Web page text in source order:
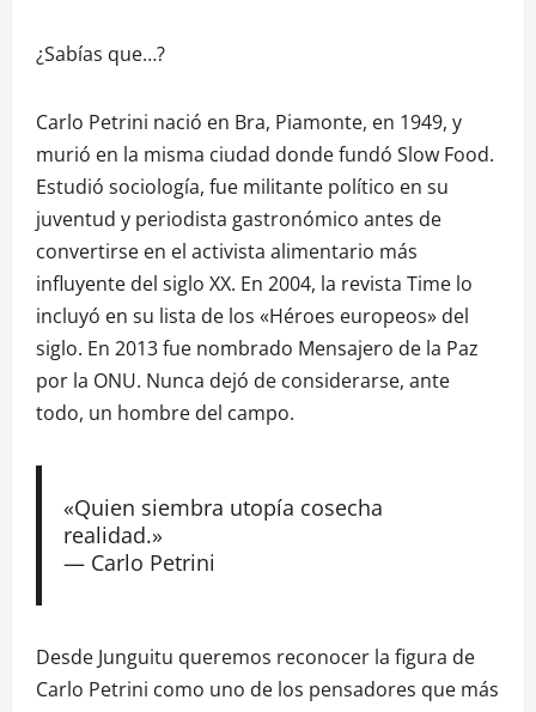
¿Sabías que…?
Carlo Petrini nació en Bra, Piamonte, en 1949, y
murió en la misma ciudad donde fundó Slow Food.
Estudió sociología, fue militante político en su
juventud y periodista gastronómico antes de
convertirse en el activista alimentario más
influyente del siglo XX. En 2004, la revista Time lo
incluyó en su lista de los «Héroes europeos» del
siglo. En 2013 fue nombrado Mensajero de la Paz
por la ONU. Nunca dejó de considerarse, ante
todo, un hombre del campo.
«Quien siembra utopía cosecha
realidad.»
— Carlo Petrini
Desde Junguitu queremos reconocer la figura de
Carlo Petrini como uno de los pensadores que más